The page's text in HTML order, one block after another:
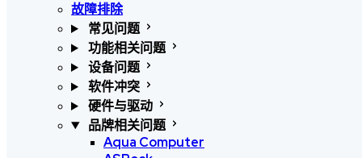
故障排除
常见问题
功能相关问题
设备问题
软件冲突
硬件与驱动
品牌相关问题
Aqua Computer